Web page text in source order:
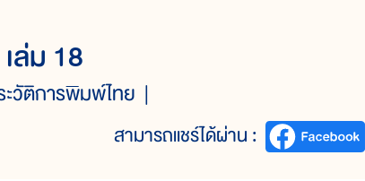
เล่ม 18
ะวัติการพิมพ์ไทย
สามารถแชร์ได้ผ่าน :